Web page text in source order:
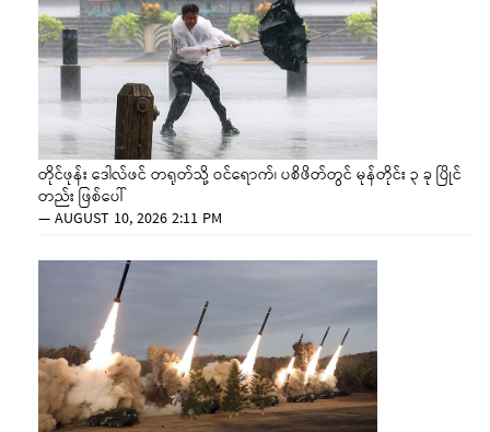
တိုင်ဖုန်း ဒေါလ်ဖင် တရုတ်သို့ ဝင်ရောက်၊ ပစိဖိတ်တွင် မုန်တိုင်း ၃ ခု ပြိုင်
တည်း ဖြစ်ပေါ်
—AUGUST 10, 2026 2:11 PM